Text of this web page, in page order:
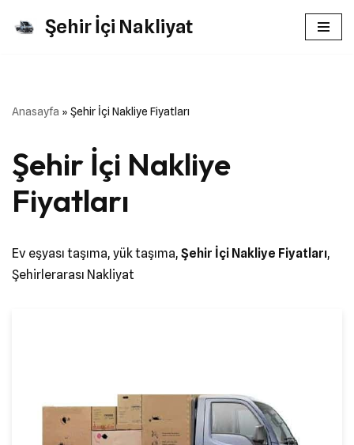
Şehir İçi Nakliyat
Anasayfa » Şehir İçi Nakliye Fiyatları
Şehir İçi Nakliye
Fiyatları
Ev eşyası taşıma, yük taşıma, Şehir İçi Nakliye Fiyatları,
Şehirlerarası Nakliyat